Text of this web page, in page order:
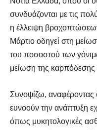
συνδυάζονται με τις
η έλλειψη
Μάρτιο οδηγεί στη
του ποσοστού των
μείωση της καρπόδεσης
Συνοψίζω, αναφέροντας
ευνοούν την ανάπτυξη
όπως μυκητολογικές